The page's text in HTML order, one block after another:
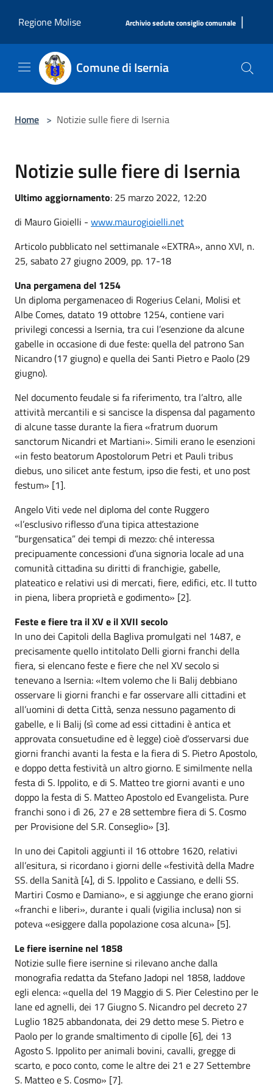
Regione Molise
Archivio sedute consiglio comunale |
Comune di Isernia
Home > Notizie sulle fiere di Isernia
Notizie sulle fiere di Isernia
Ultimo aggiornamento: 25 marzo 2022, 12:20
di Mauro Gioielli - www.maurogioielli.net
Articolo pubblicato nel settimanale «EXTRA», anno XVI, n.
25, sabato 27 giugno 2009, pp. 17-18
Una pergamena del 1254
Un diploma pergamenaceo di Rogerius Celani, Molisi et
Albe Comes, datato 19 ottobre 1254, contiene vari
privilegi concessi a Isernia, tra cui l’esenzione da alcune
gabelle in occasione di due feste: quella del patrono San
Nicandro (17 giugno) e quella dei Santi Pietro e Paolo (29
giugno).
Nel documento feudale si fa riferimento, tra l’altro, alle
attività mercantili e si sancisce la dispensa dal pagamento
di alcune tasse durante la fiera «fratrum duorum
sanctorum Nicandri et Martiani». Simili erano le esenzioni
«in festo beatorum Apostolorum Petri et Pauli tribus
diebus, uno silicet ante festum, ipso die festi, et uno post
festum» [1].
Angelo Viti vede nel diploma del conte Ruggero
«l’esclusivo riflesso d’una tipica attestazione
“burgensatica” dei tempi di mezzo: ché interessa
precipuamente concessioni d’una signoria locale ad una
comunità cittadina su diritti di franchigie, gabelle,
plateatico e relativi usi di mercati, fiere, edifici, etc. Il tutto
in piena, libera proprietà e godimento» [2].
Feste e fiere tra il XV e il XVII secolo
In uno dei Capitoli della Bagliva promulgati nel 1487, e
precisamente quello intitolato Delli giorni franchi della
fiera, si elencano feste e fiere che nel XV secolo si
tenevano a Isernia: «Item volemo che li Balij debbiano
osservare li giorni franchi e far osservare alli cittadini et
all’uomini di detta Città, senza nessuno pagamento di
gabelle, e li Balij (sì come ad essi cittadini è antica et
approvata consuetudine ed è legge) cioè d’osservarsi due
giorni franchi avanti la festa e la fiera di S. Pietro Apostolo,
e doppo detta festività un altro giorno. E similmente nella
festa di S. Ippolito, e di S. Matteo tre giorni avanti e uno
doppo la festa di S. Matteo Apostolo ed Evangelista. Pure
franchi sono i dì 26, 27 e 28 settembre fiera di S. Cosmo
per Provisione del S.R. Conseglio» [3].
In uno dei Capitoli aggiunti il 16 ottobre 1620, relativi
all’esitura, si ricordano i giorni delle «festività della Madre
SS. della Sanità [4], di S. Ippolito e Cassiano, e delli SS.
Martiri Cosmo e Damiano», e si aggiunge che erano giorni
«franchi e liberi», durante i quali (vigilia inclusa) non si
poteva «esiggere dalla popolazione cosa alcuna» [5].
Le fiere isernine nel 1858
Notizie sulle fiere isernine si rilevano anche dalla
monografia redatta da Stefano Jadopi nel 1858, laddove
egli elenca: «quella del 19 Maggio di S. Pier Celestino per le
lane ed agnelli, dei 17 Giugno S. Nicandro pel decreto 27
Luglio 1825 abbandonata, dei 29 detto mese S. Pietro e
Paolo per lo grande smaltimento di cipolle [6], dei 13
Agosto S. Ippolito per animali bovini, cavalli, gregge di
scarto, e poco conto, come le altre dei 21 e 27 Settembre
S. Matteo e S. Cosmo» [7].